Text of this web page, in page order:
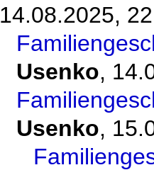
14.08.2025,
Usenko,
Usenko,